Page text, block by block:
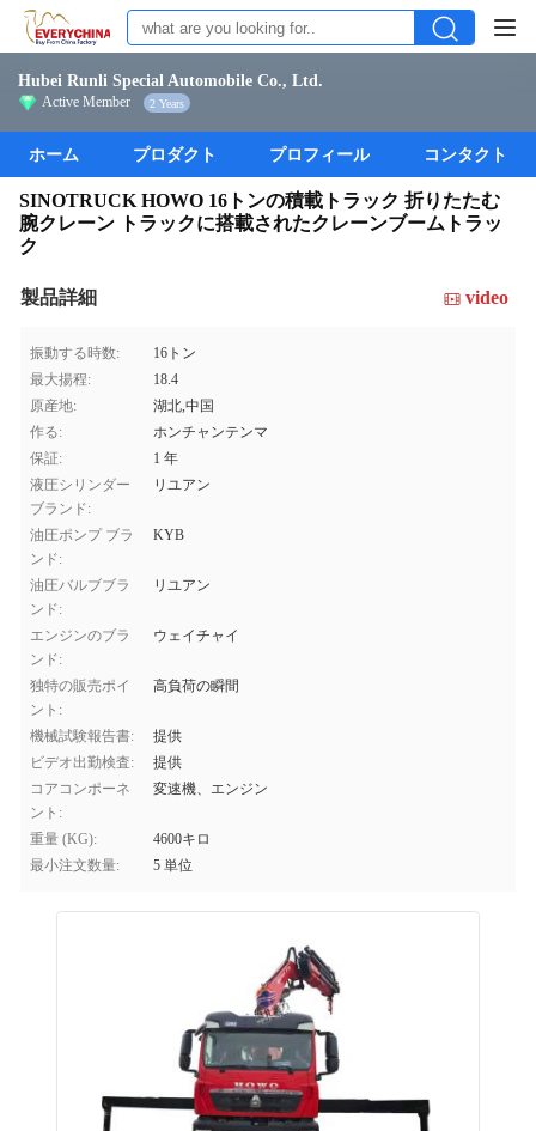
Hubei Runli Special Automobile Co., Ltd.
Active Member 2 Years
ホーム プロダクト プロフィール コンタクト
SINOTRUCK HOWO 16トンの積載トラック 折りたたむ
腕クレーン トラックに搭載されたクレーンブームトラッ
ク
製品詳細 video
振動する時数:
16トン
最大揚程:
18.4
原産地:
湖北,中国
作る:
ホンチャンテンマ
保証:
1 年
液圧シリンダー
ブランド:
リユアン
油圧ポンプ ブラ
ンド:
KYB
油圧バルブブラ
ンド:
リユアン
エンジンのブラ
ンド:
ウェイチャイ
独特の販売ポイ
ント:
高負荷の瞬間
機械試験報告書:
提供
ビデオ出勤検査:
提供
コアコンポーネ
ント:
変速機、エンジン
重量 (KG):
4600キロ
最小注文数量:
5 単位